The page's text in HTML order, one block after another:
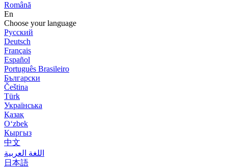
Română
En
Choose your language
Русский
Deutsch
Français
Español
Português Brasileiro
Български
Čeština
Türk
Українська
Қазақ
Оʻzbek
Кыргыз
中文
اللغة العربية
日本語